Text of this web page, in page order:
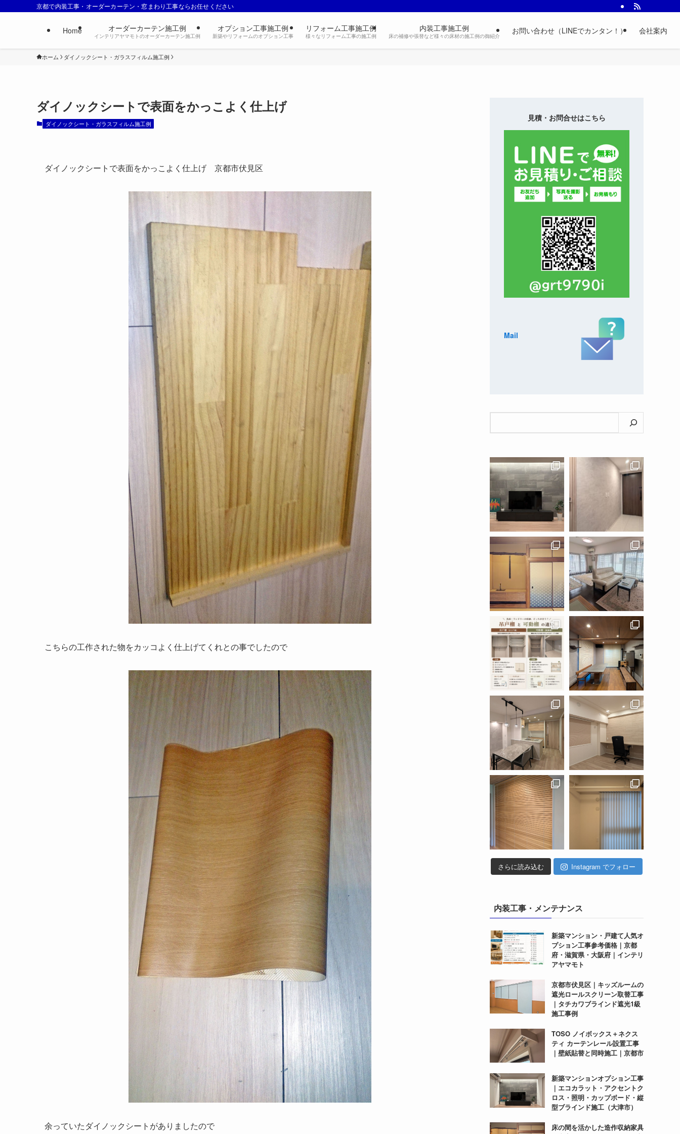
京都で内装工事・オーダーカーテン・窓まわり工事ならお任せください
Home オーダーカーテン施工例
インテリアヤマモトのオーダーカーテン施工例
オプション工事施工例
新築やリフォームのオプション工事
リフォーム工事施工例
様々なリフォーム工事の施工例
内装工事施工例
床の補修や張替など様々の床材の施工例の御紹介
お問い合わせ（LINEでカンタン！） 会社案内
ホーム ダイノックシート・ガラスフィルム施工例
ダイノックシートで表面をかっこよく仕上げ
ダイノックシート・ガラスフィルム施工例
ダイノックシートで表面をかっこよく仕上げ 京都市伏見区
こちらの工作された物をカッコよく仕上げてくれとの事でしたので
余っていたダイノックシートがありましたので
見積・お問合せはこちら
Mail
さらに読み込む Instagram でフォロー
内装工事・メンテナンス
新築マンション・戸建て人気オ
プション工事参考価格｜京都
府・滋賀県・大阪府｜インテリ
アヤマモト
京都市伏見区｜キッズルームの
遮光ロールスクリーン取替工事
｜タチカワブラインド遮光1級
施工事例
TOSO ノイボックス＋ネクス
ティ カーテンレール設置工事
｜壁紙貼替と同時施工｜京都市
新築マンションオプション工事
｜エコカラット・アクセントク
ロス・照明・カップボード・縦
型ブラインド施工（大津市）
床の間を活かした造作収納家具